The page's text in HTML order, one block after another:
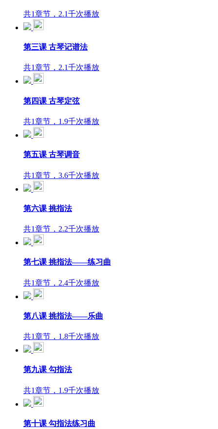
共1章节，2.1千次播放
第三课 古琴记谱法
共1章节，2.1千次播放
第四课 古琴定弦
共1章节，1.9千次播放
第五课 古琴调音
共1章节，3.6千次播放
第六课 挑指法
共1章节，2.2千次播放
第七课 挑指法——练习曲
共1章节，2.4千次播放
第八课 挑指法——乐曲
共1章节，1.8千次播放
第九课 勾指法
共1章节，1.9千次播放
第十课 勾指法练习曲